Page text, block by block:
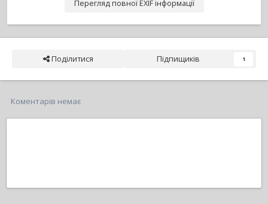
Перегляд повної EXIF інформації
Поділитися Підпищиків 1
Коментарів немає